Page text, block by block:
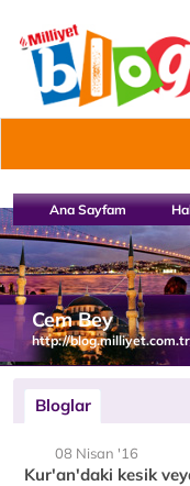
Ana Sayfam
Cem Bey
http://
Bloglar
08 Nisan '16
Kur'an'daki kesik